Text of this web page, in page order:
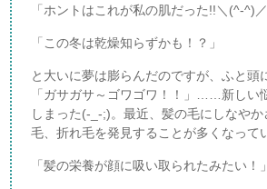
「ホントはこれが私の肌だった!!＼(^-^)／
「この冬は乾燥知らずかも！？」
と大いに夢は膨らんだのですが、ふと頭
「ガサガサ～ゴワゴワ！！」……新しい
しまった(-_-;)。最近、髪の毛にしなや
毛、折れ毛を発見することが多くなって
「髪の栄養が顔に吸い取られたみたい！」